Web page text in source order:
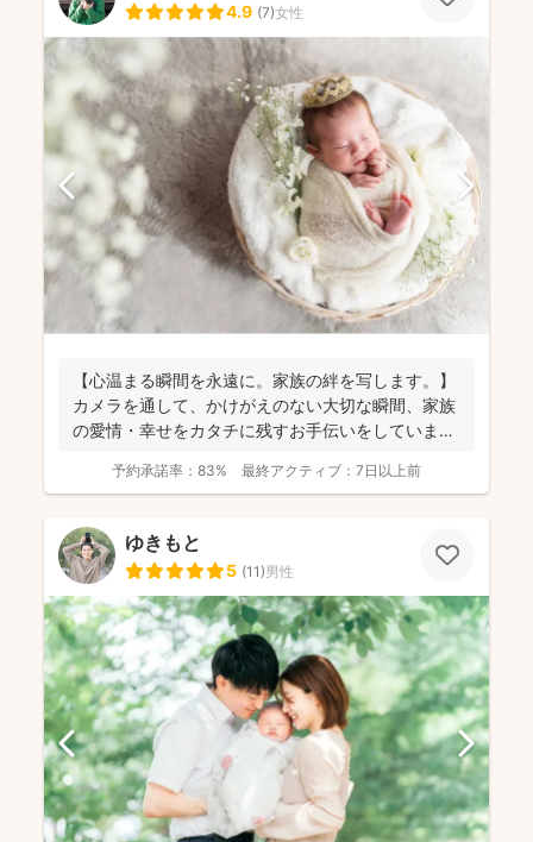
4.9 (7)女性
【心温まる瞬間を永遠に。家族の絆を写します。】
カメラを通して、かけがえのない大切な瞬間、家族
の愛情・幸せをカタチに残すお手伝いをしていま
予約承諾率： 83% 最終アクティブ： 7日以上前
ゆきもと
5 (11)男性